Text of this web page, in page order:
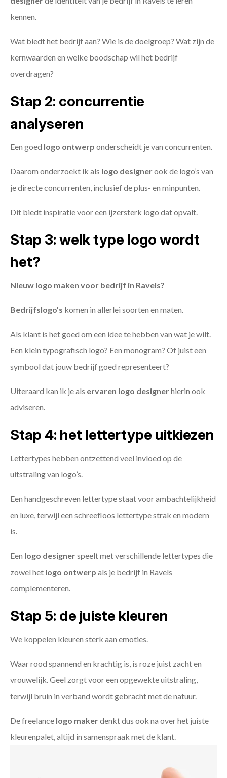
kennen.
Wat biedt het bedrijf aan? Wie is de doelgroep? Wat zijn de
kernwaarden en welke boodschap wil het bedrijf
overdragen?
Stap 2: concurrentie
analyseren
Een goed logo ontwerp onderscheidt je van concurrenten.
Daarom onderzoekt ik als logo designerook de logo’s van
je directe concurrenten, inclusief de plus- en minpunten.
Dit biedt inspiratie voor een ijzersterk logo dat opvalt.
Stap 3: welk type logo wordt
het?
Nieuw logo maken voor bedrijf in Ravels?
Bedrijfslogo’s komen in allerlei soorten en maten.
Als klant is het goed om een idee te hebben van wat je wilt.
Een klein typografisch logo? Een monogram? Of juist een
symbool dat jouw bedrijf goed representeert?
Uiteraard kan ik je als ervaren logo designerhierin ook
adviseren.
Stap 4: het lettertype uitkiezen
Lettertypes hebben ontzettend veel invloed op de
uitstraling van logo’s.
Een handgeschreven lettertype staat voor ambachtelijkheid
en luxe, terwijl een schreefloos lettertype strak en modern
is.
Een logo designerspeelt met verschillende lettertypes die
zowel het logo ontwerp als je bedrijf in Ravels
complementeren.
Stap 5: de juiste kleuren
We koppelen kleuren sterk aan emoties.
Waar rood spannend en krachtig is, is roze juist zacht en
vrouwelijk. Geel zorgt voor een opgewekte uitstraling,
terwijl bruin in verband wordt gebracht met de natuur.
De freelance logo makerdenkt dus ook na over het juiste
kleurenpalet, altijd in samenspraak met de klant.